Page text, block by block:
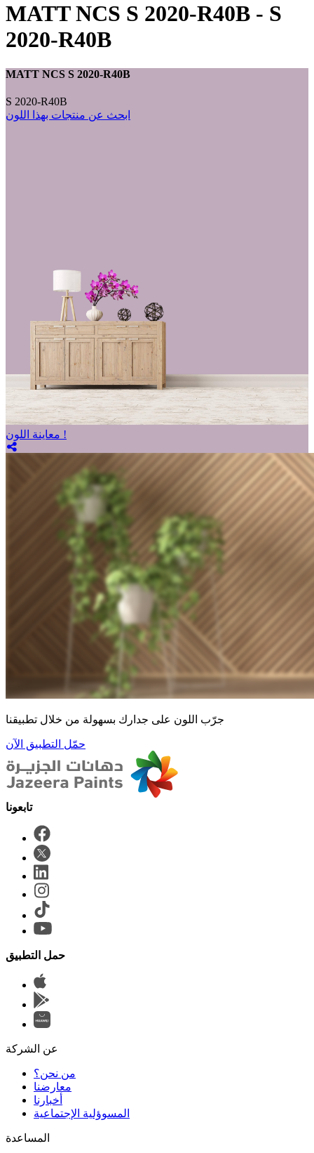
MATT NCS S 2020-R40B - S
2020-R40B
MATT NCS S 2020-R40B
S 2020-R40B
ابحث عن منتجات بهذا اللون
معاينة اللون !
جرّب اللون على جدارك بسهولة من خلال تطبيقنا
حمّل التطبيق الآن
حمل التطبيق
عن الشركة
من نحن؟
المسوؤلية الإجتماعية